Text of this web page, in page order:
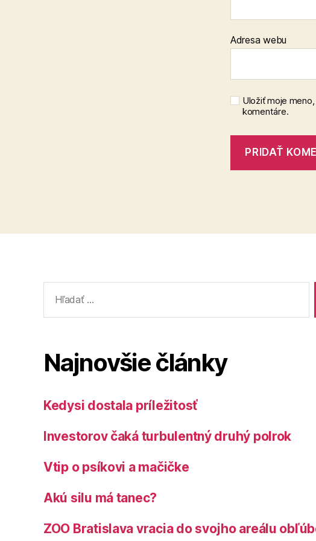
Adresa webu
Uložiť moje
komentáre.
Najnovšie články
Kedysi dostala príležitosť
Investorov čaká turbulentný druhý polrok
Vtip o psíkovi a mačičke
Akú silu má tanec?
ZOO Bratislava vracia do svojho areálu